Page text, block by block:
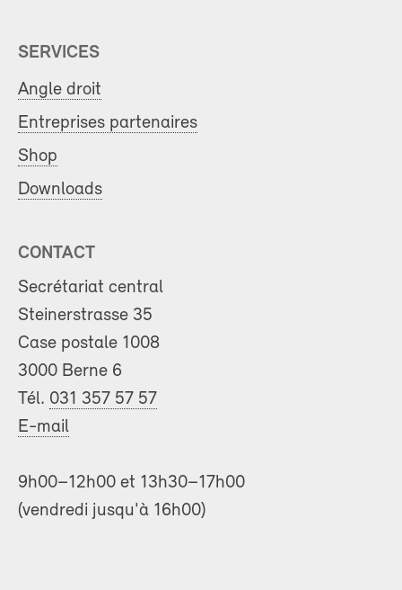
SERVICES
Angle droit
Entreprises partenaires
Shop
Downloads
CONTACT
Secrétariat central
Steinerstrasse 35
Case postale 1008
3000 Berne 6
Tél. 031 357 57 57
E-mail
9h00–12h00 et 13h30–17h00
(vendredi jusqu'à 16h00)